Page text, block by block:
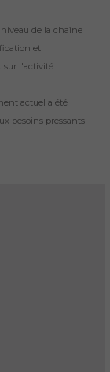
de la chaîne
et
sur l'activité
actuel a été
besoins pressants